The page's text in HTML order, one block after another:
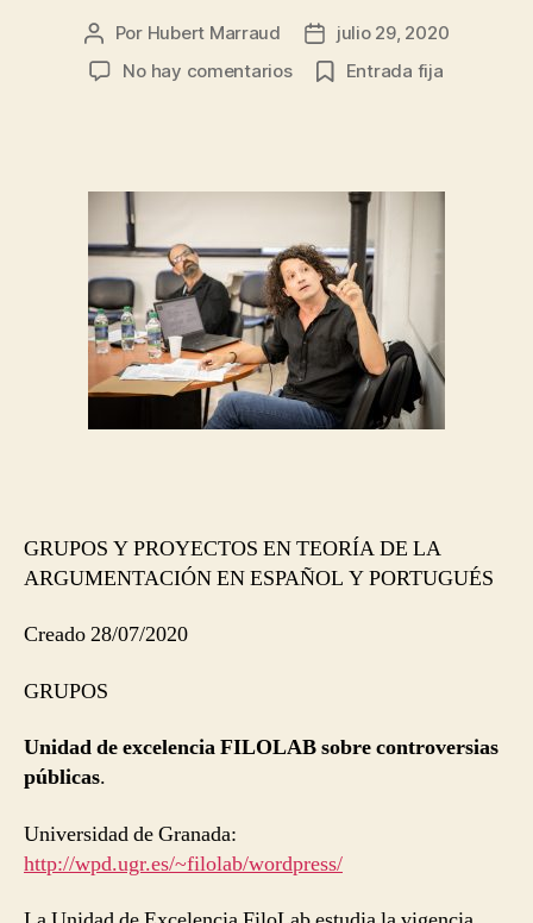
Autor
de
la
Por Hubert Marraud
Fecha
de
la
julio 29, 2020
No hay comentariosen
la
argumentación
en
español
Entrada fija
GRUPOS Y PROYECTOS EN TEORÍA DE LA
ARGUMENTACIÓN EN ESPAÑOL Y PORTUGUÉS
Creado 28/07/2020
GRUPOS
Unidad de excelencia FILOLAB sobre controversias
públicas.
Universidad de Granada:
http://wpd.ugr.es/~filolab/wordpress/